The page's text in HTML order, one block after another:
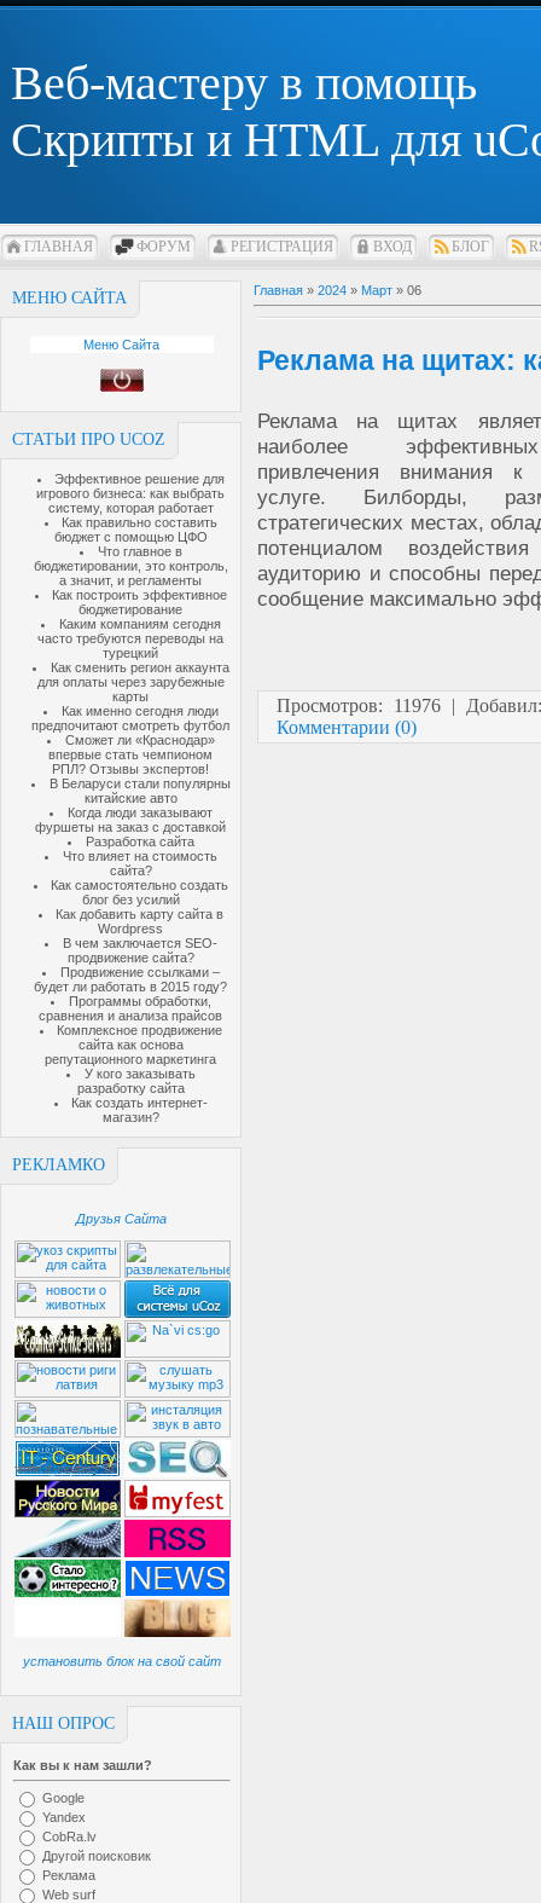
Веб-мастеру в помощь
Скрипты и HTML для
ГЛАВНАЯ ФОРУМ РЕГИСТРАЦИЯ ВХОД БЛОГ
МЕНЮ САЙТА
Меню Сайта
СТАТЬИ ПРО UCOZ
Эффективное решение для
игрового бизнеса: как выбрать
систему, которая работает
Как правильно составить
бюджет с помощью ЦФО
Что главное в
бюджетировании, это контроль,
а значит, и регламенты
Как построить эффективное
бюджетирование
Каким компаниям сегодня
часто требуются переводы на
турецкий
Как сменить регион аккаунта
для оплаты через зарубежные
карты
Как именно сегодня люди
предпочитают смотреть футбол
Сможет ли «Краснодар»
впервые стать чемпионом
РПЛ? Отзывы экспертов!
В Беларуси стали популярны
китайские авто
Когда люди заказывают
фуршеты на заказ с доставкой
Разработка сайта
Что влияет на стоимость
сайта?
Как самостоятельно создать
блог без усилий
Как добавить карту сайта в
Wordpress
В чем заключается SEO-
продвижение сайта?
Продвижение ссылками –
будет ли работать в 2015 году?
Программы обработки,
сравнения и анализа прайсов
Комплексное продвижение
сайта как основа
репутационного маркетинга
У кого заказывать
разработку сайта
Как создать интернет-
магазин?
РЕКЛАМКО
Друзья Сайта
установить блок на свой сайт
НАШ ОПРОС
Как вы к нам зашли?
Google
Yandex
CobRa.lv
Другой поисковик
Реклама
Web surf
Главная » 2024 » Март » 06
Реклама на щитах:
Реклама на щитах
наиболее
привлечения внимания к
услуге. Билборды,
стратегических местах,
потенциалом
аудиторию и способны
сообщение максимально
Просмотров: 11976 |
Комментарии (0)